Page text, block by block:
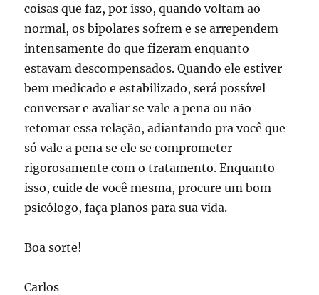
coisas que faz, por isso, quando voltam ao
normal, os bipolares sofrem e se arrependem
intensamente do que fizeram enquanto
estavam descompensados. Quando ele estiver
bem medicado e estabilizado, será possível
conversar e avaliar se vale a pena ou não
retomar essa relação, adiantando pra você que
só vale a pena se ele se comprometer
rigorosamente com o tratamento. Enquanto
isso, cuide de você mesma, procure um bom
psicólogo, faça planos para sua vida.
Boa sorte!
Carlos